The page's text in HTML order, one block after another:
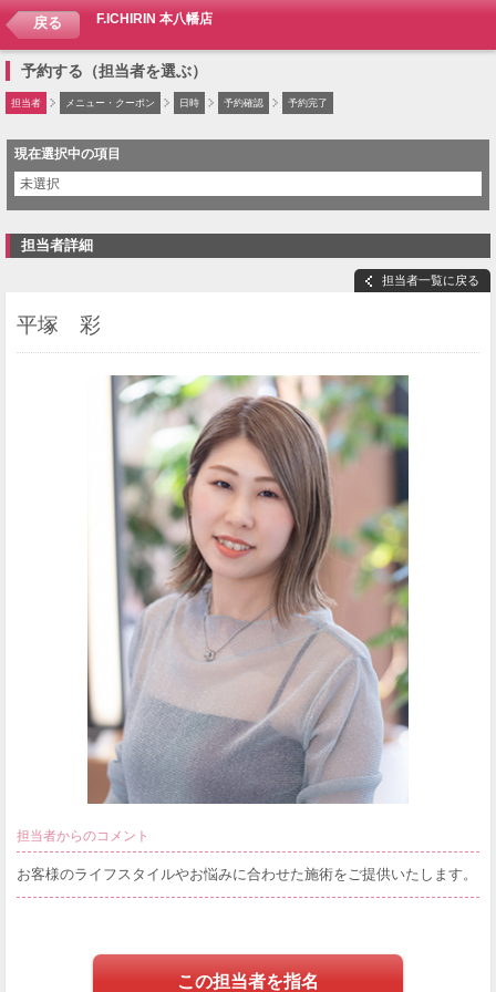
戻る F.ICHIRIN 本八幡店
予約する（担当者を選ぶ）
担当者 メニュー・クーポン 日時 予約確認 予約完了
現在選択中の項目
未選択
担当者詳細
担当者一覧に戻る
平塚 彩
担当者からのコメント
お客様のライフスタイルやお悩みに合わせた施術をご提供いたします。
この担当者を指名